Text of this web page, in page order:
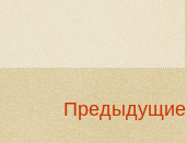
Предыдущие